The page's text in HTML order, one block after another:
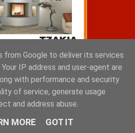
from Google to deliver its services
IP address and user-agent are
with performance and security
of service, generate usage
and address abuse.
MORE GOT IT